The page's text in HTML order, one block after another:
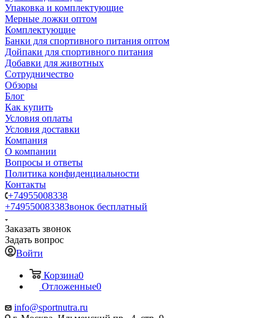
Упаковка и комплектующие
Мерные ложки оптом
Комплектующие
Банки для спортивного питания оптом
Дойпаки для спортивного питания
Добавки для животных
Сотрудничество
Обзоры
Блог
Как купить
Условия оплаты
Условия доставки
Компания
О компании
Вопросы и ответы
Политика конфиденциальности
Контакты
+74955008338
+74955008338Звонок бесплатный
Заказать звонок
Задать вопрос
Войти
Корзина0
Отложенные0
info@sportnutra.ru